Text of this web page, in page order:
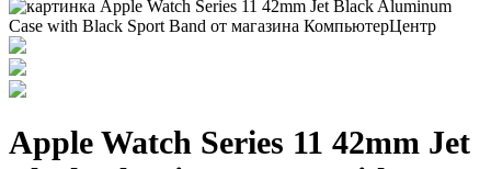
Apple Watch Series 11 42mm Jet